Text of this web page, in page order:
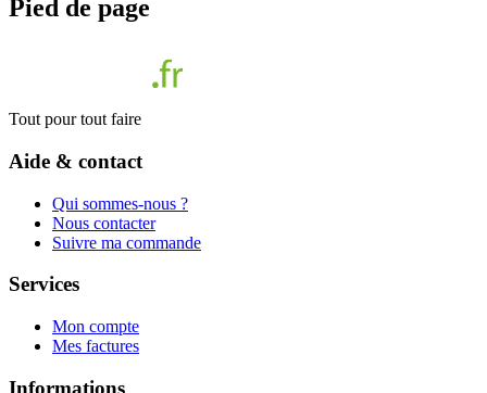
Pied de page
Tout pour tout faire
Aide & contact
Qui sommes-nous ?
Nous contacter
Suivre ma commande
Services
Mon compte
Mes factures
Informations